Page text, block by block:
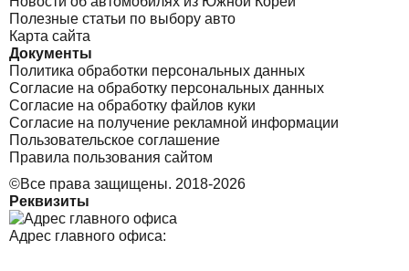
Полезные статьи по выбору авто
Карта сайта
Документы
Политика обработки персональных данных
Согласие на обработку персональных данных
Согласие на обработку файлов куки
Согласие на получение рекламной информации
Пользовательское соглашение
Правила пользования сайтом
©Все права защищены. 2018-2026
Реквизиты
Адрес главного офиса: